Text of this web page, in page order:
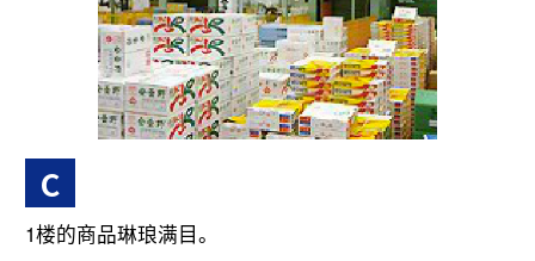
C
1楼的商品琳琅满目。